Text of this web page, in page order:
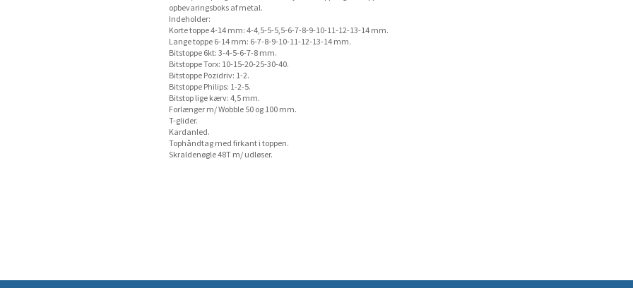
opbevaringsboks af metal.
Indeholder:
Korte toppe 4-14 mm: 4-4,5-5-5,5-6-7-8-9-10-11-12-13-14 mm.
Lange toppe 6-14 mm: 6-7-8-9-10-11-12-13-14 mm.
Bitstoppe 6kt: 3-4-5-6-7-8 mm.
Bitstoppe Torx: 10-15-20-25-30-40.
Bitstoppe Pozidriv: 1-2.
Bitstoppe Philips: 1-2-5.
Bitstop lige kærv: 4,5 mm.
Forlænger m/ Wobble 50 og 100 mm.
T-glider.
Kardanled.
Tophåndtag med firkant i toppen.
Skraldenøgle 48T m/ udløser.